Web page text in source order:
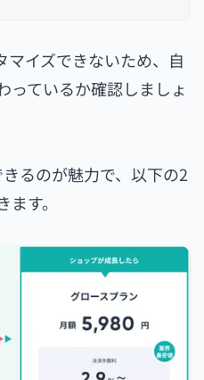
マイズできないため、自
っているか確認しましょ
るのが魅力で、以下の2
す。